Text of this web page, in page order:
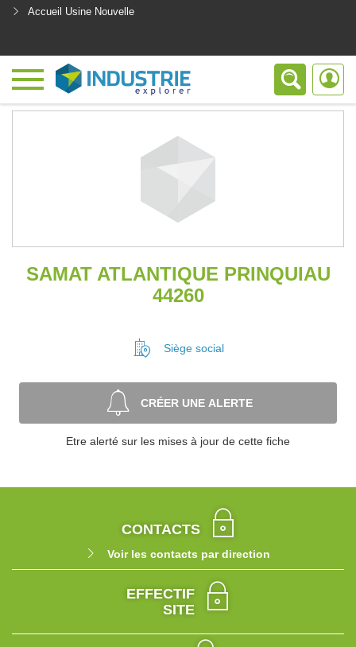
Accueil Usine Nouvelle
SAMAT ATLANTIQUE PRINQUIAU
44260
Siège social
CRÉER UNE ALERTE
Etre alerté sur les mises à jour de cette fiche
CONTACTS
Voir les contacts par direction
EFFECTIF
SITE